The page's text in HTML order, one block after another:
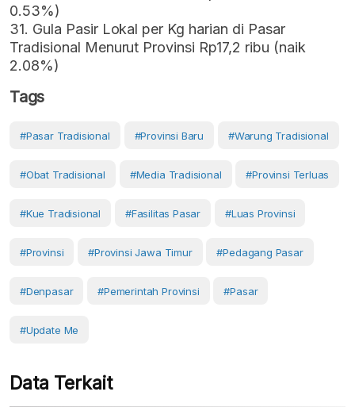
0.53%)
31. Gula Pasir Lokal per Kg harian di Pasar
Tradisional Menurut Provinsi Rp17,2 ribu (naik
2.08%)
Tags
#Pasar Tradisional #provinsi Baru #warung Tradisional
#Obat Tradisional #media Tradisional #provinsi Terluas
#kue Tradisional #fasilitas Pasar #luas Provinsi
#Provinsi #provinsi Jawa Timur #Pedagang Pasar
#Denpasar #Pemerintah Provinsi #Pasar
#Update Me
Data Terkait